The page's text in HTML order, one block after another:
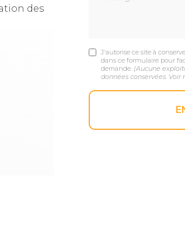
des
J'autorise ce site à
dans ce formulaire pour
demande. (Aucune
données conservées. Voir